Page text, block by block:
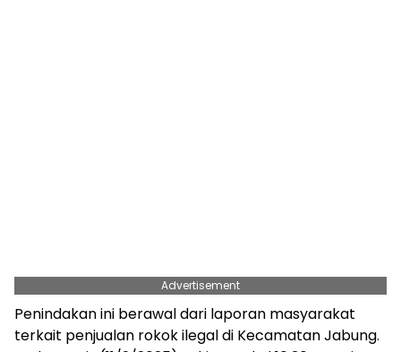
Advertisement
Penindakan ini berawal dari laporan masyarakat
terkait penjualan rokok ilegal di Kecamatan Jabung.